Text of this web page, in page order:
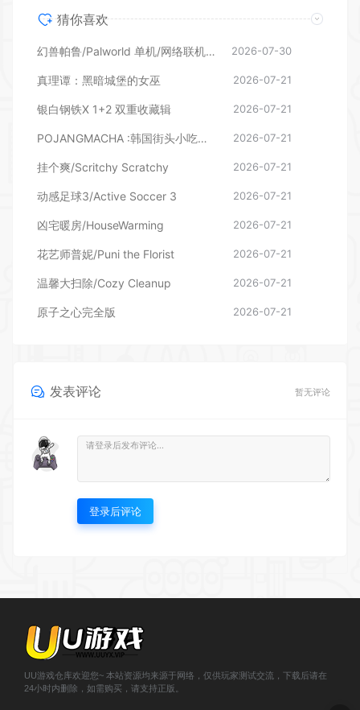
猜你喜欢
幻兽帕鲁/Palworld 单机/网络联机 （更新v1.0.1.10619） 2026-07-30
真理谭：黑暗城堡的女巫 2026-07-21
银白钢铁X 1+2 双重收藏辑 2026-07-21
POJANGMACHA :韩国街头小吃模拟器 2026-07-21
挂个爽/Scritchy Scratchy 2026-07-21
动感足球3/Active Soccer 3 2026-07-21
凶宅暖房/HouseWarming 2026-07-21
花艺师普妮/Puni the Florist 2026-07-21
温馨大扫除/Cozy Cleanup 2026-07-21
原子之心完全版 2026-07-21
发表评论 暂无评论
登录后评论
UU游戏仓库欢迎您~ 本站资源均来源于网络，仅供玩家测试交流，下载后请在
24小时内删除，如需购买，请支持正版。